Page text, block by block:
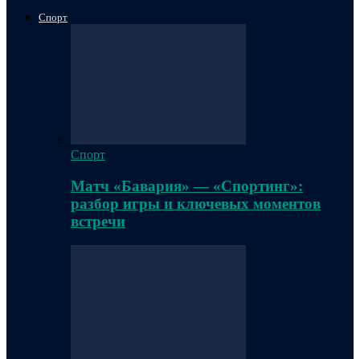
Спорт
Спорт
Матч «Бавария» — «Спортинг»:
разбор игры и ключевых моментов
встречи